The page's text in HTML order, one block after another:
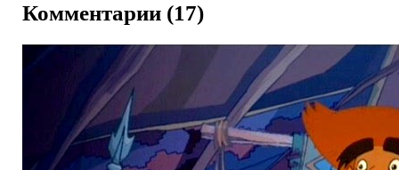
Комментарии (17)